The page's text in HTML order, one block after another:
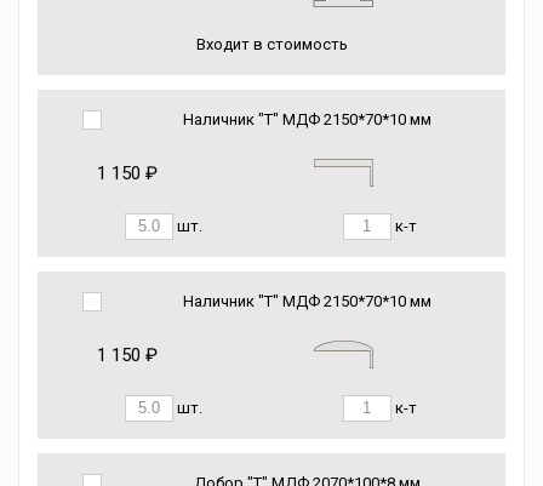
Входит в стоимость
Наличник "Т" МДФ 2150*70*10 мм
1 150 ₽
шт. к-т
Наличник "Т" МДФ 2150*70*10 мм
1 150 ₽
шт. к-т